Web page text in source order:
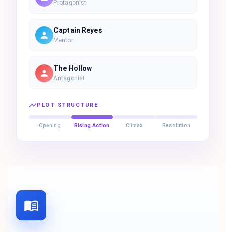
Protagonist
Captain Reyes
Mentor
The Hollow
Antagonist
PLOT STRUCTURE
Opening Rising Action Climax Resolution